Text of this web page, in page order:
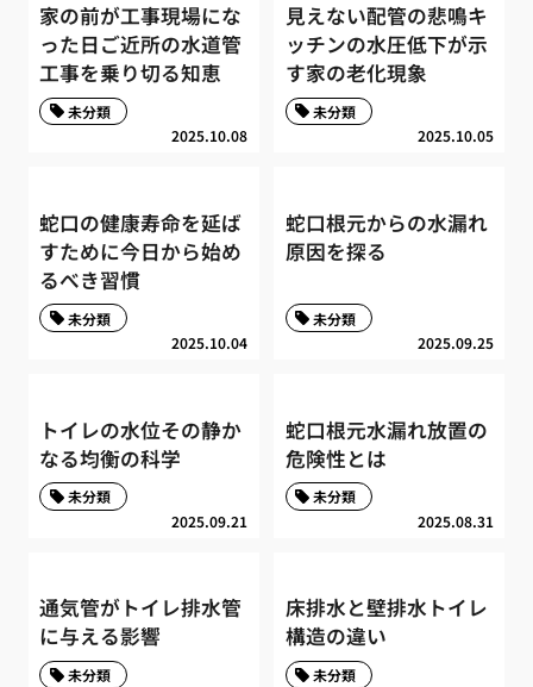
家の前が工事現場にな
った日ご近所の水道管
工事を乗り切る知恵
2025.10.08
未分類
見えない配管の悲鳴キ
ッチンの水圧低下が示
す家の老化現象
2025.10.05
未分類
蛇口の健康寿命を延ば
すために今日から始め
るべき習慣
2025.10.04
未分類
蛇口根元からの水漏れ
原因を探る
2025.09.25
未分類
トイレの水位その静か
なる均衡の科学
2025.09.21
未分類
蛇口根元水漏れ放置の
危険性とは
2025.08.31
未分類
通気管がトイレ排水管
に与える影響
未分類
床排水と壁排水トイレ
構造の違い
未分類